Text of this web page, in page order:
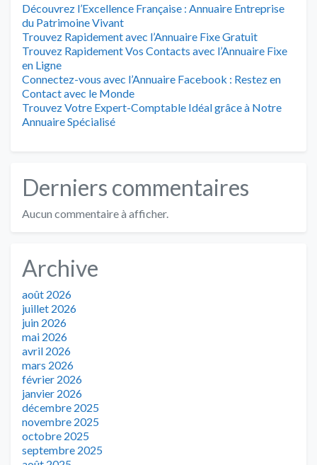
Découvrez l’Excellence Française : Annuaire Entreprise
du Patrimoine Vivant
Trouvez Rapidement avec l’Annuaire Fixe Gratuit
Trouvez Rapidement Vos Contacts avec l’Annuaire Fixe
en Ligne
Connectez-vous avec l’Annuaire Facebook : Restez en
Contact avec le Monde
Trouvez Votre Expert-Comptable Idéal grâce à Notre
Annuaire Spécialisé
Derniers commentaires
Aucun commentaire à afficher.
Archive
août 2026
juillet 2026
juin 2026
mai 2026
avril 2026
mars 2026
février 2026
janvier 2026
décembre 2025
novembre 2025
octobre 2025
septembre 2025